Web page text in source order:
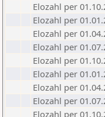
Elozahl per
Elozahl per
Elozahl per
Elozahl per
Elozahl per
Elozahl per
Elozahl per
Elozahl per
Elozahl per